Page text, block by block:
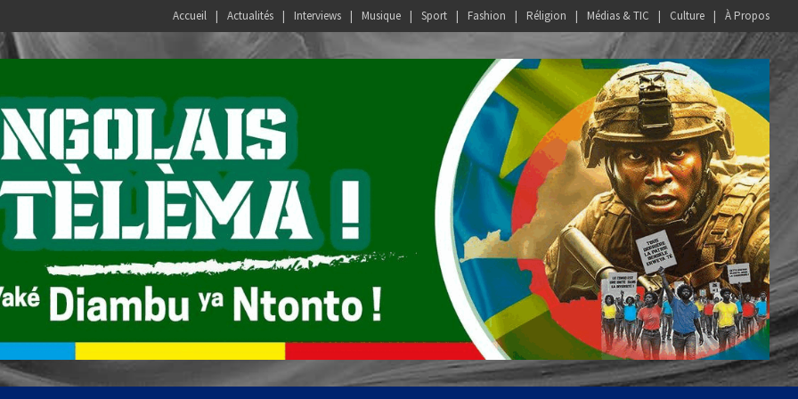
Accueil Actualités Interviews Musique Sport Fashion Réligion Médias & TIC Culture À Propos